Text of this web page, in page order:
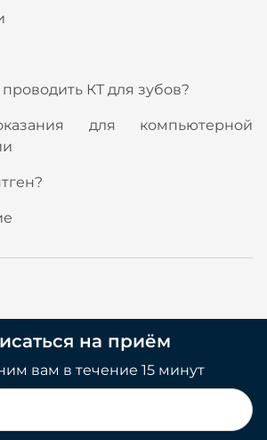
КТ для зубов?
для компьютерной
на приём
вам в течение 15 минут